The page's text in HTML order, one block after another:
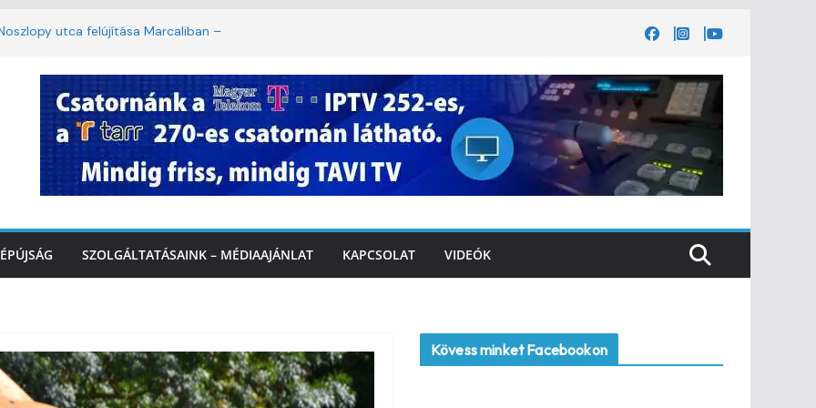
utca felújítása Marcaliban –
lakossági felháborodást váltott ki a
Marcaliban – VIDEÓ
a Balatonnál – az első félidő végén
SZOLGÁLTATÁSAINK – MÉDIAAJÁNLAT KAPCSOLAT VIDEÓK
Kövess minket Facebookon